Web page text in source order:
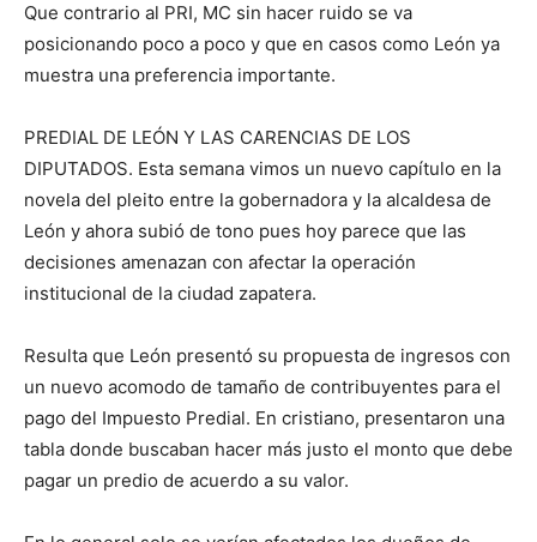
Que contrario al PRI, MC sin hacer ruido se va
posicionando poco a poco y que en casos como León ya
muestra una preferencia importante.
PREDIAL DE LEÓN Y LAS CARENCIAS DE LOS
DIPUTADOS. Esta semana vimos un nuevo capítulo en la
novela del pleito entre la gobernadora y la alcaldesa de
León y ahora subió de tono pues hoy parece que las
decisiones amenazan con afectar la operación
institucional de la ciudad zapatera.
Resulta que León presentó su propuesta de ingresos con
un nuevo acomodo de tamaño de contribuyentes para el
pago del Impuesto Predial. En cristiano, presentaron una
tabla donde buscaban hacer más justo el monto que debe
pagar un predio de acuerdo a su valor.